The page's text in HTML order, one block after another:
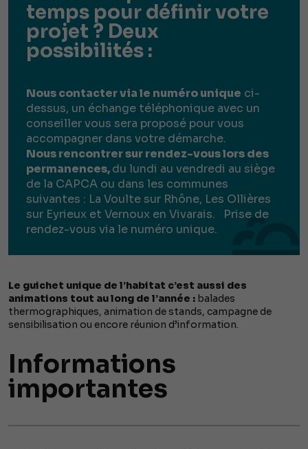
temps pour définir votre
projet ? Deux
possibilités :
Nous contacter via le numéro unique ci-
dessus, un échange téléphonique avec un
conseiller vous sera proposé pour vous
accompagner dans votre démarche.
Nous rencontrer sur rendez-vous lors des
permanences,du lundi au vendredi au siège
de la CAPCA ou dans les communes
suivantes : La Voulte sur Rhône, Les Ollières
sur Eyrieux et Vernoux en Vivarais. Prise de
rendez-vous via le numéro unique.
Le guichet unique de l’habitat c’est aussi des
animations tout au long de l’année : balades
thermographiques, animation de stands, campagne de
sensibilisation ou encore réunion d’information.
Informations
importantes